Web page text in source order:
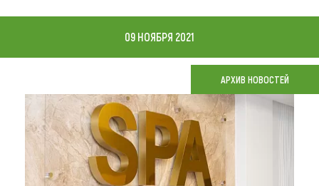
Карта
Что привезти (сувениры)
О регионе
Коллекция впечатлений
09 НОЯБРЯ 2021
АРХИВ НОВОСТЕЙ